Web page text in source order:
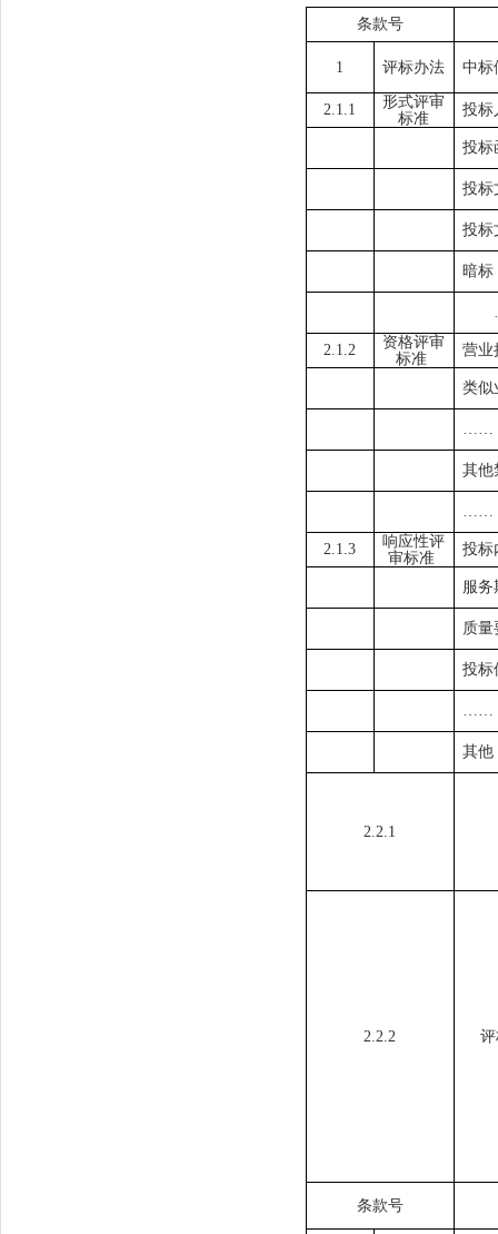
条款号
1 评标办法 中标
2.1.1
形式评审
标准
投标
投标
投标
投标
暗标
2.1.2
资格评审
标准
营业
类似
……
其他
……
2.1.3
响应性评
审标准
投标
服务
质量
投标
……
其他
2.2.1
2.2.2
条款号